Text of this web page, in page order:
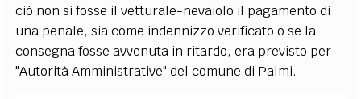
ciò non si fosse il vetturale-nevaiolo il pagamento di
una penale, sia come indennizzo verificato o se la
consegna fosse avvenuta in ritardo, era previsto per
"Autorità Amministrative" del comune di Palmi.